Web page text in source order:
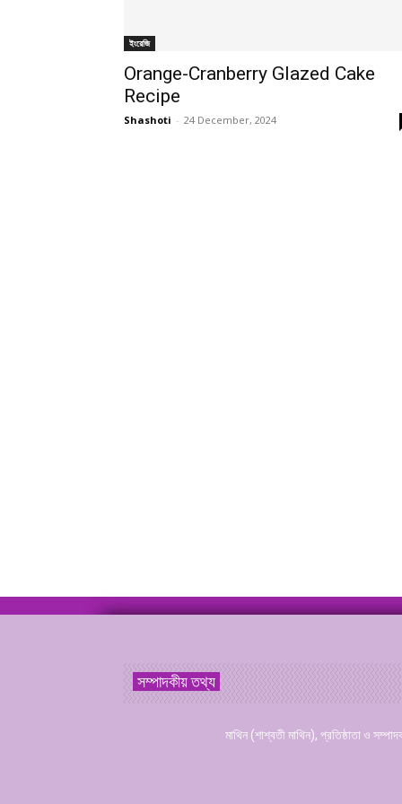
ইংরেজি
Orange-Cranberry Glazed Cake
Recipe
Shashoti - 24 December, 2024
সম্পাদকীয় তথ্য
মাথিন (শাশ্বতী মাথিন), প্রতিষ্ঠাতা ও